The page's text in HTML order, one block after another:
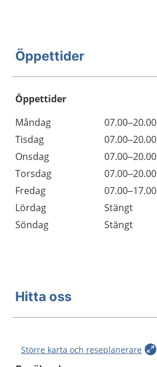
Öppettider
Öppettider
Dag
Öppettider
Kommentarer
Måndag
07.00–20.00
Tisdag
07.00–20.00
Onsdag
07.00–20.00
Torsdag
07.00–20.00
Fredag
07.00–17.00
Lördag
Stängt
Söndag
Stängt
Hitta oss
Större karta och reseplanerare